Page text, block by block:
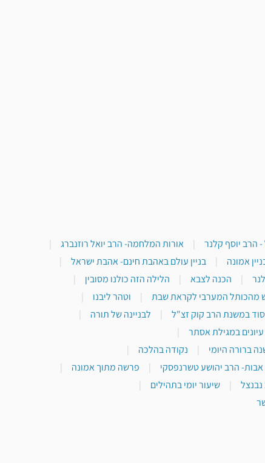
הרב יוסף קלנר | אורות המלחמה- הרב יואל רוזנברג
|
אמונה | בניין עולם באהבת חינם- אהבת ישראל
|
| הכנה לצבא | הלילה הזה כולנו מסובין
|
מהכותל המערבי לקראת שבת | וטהר ליבנו
|
במשנת הרב קוק זצ"ל | לבניינה של תורה
|
במגילת אסתר
|
ברורה היומי | נקודה בהלכה
|
אבות- הרב יהושע טשרנפסקי | פרשה מתוך אמונה
|
| שיעור יומי בתהילים
|